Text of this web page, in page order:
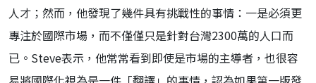
人才；然而，他發現了幾件具有挑戰性的事情：一是必須更
專注於國際市場，而不僅僅只是針對台灣2300萬的人口而
已。Steve表示，他常常看到即使是市場的主導者，也很容